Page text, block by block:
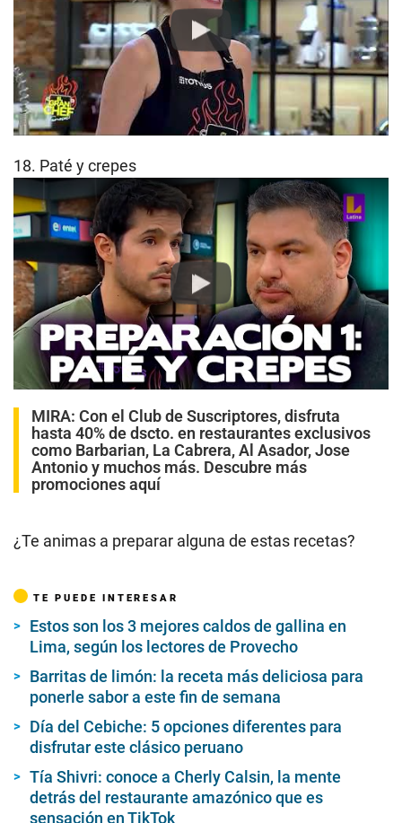
Play
18. Paté y crepes
Play
MIRA: Con el Club de Suscriptores, disfruta
hasta 40% de dscto. en restaurantes exclusivos
como Barbarian, La Cabrera, Al Asador, Jose
Antonio y muchos más. Descubre más
promociones aquí
¿Te animas a preparar alguna de estas recetas?
TE PUEDE INTERESAR
Estos son los 3 mejores caldos de gallina en
Lima, según los lectores de Provecho
Barritas de limón: la receta más deliciosa para
ponerle sabor a este fin de semana
Día del Cebiche: 5 opciones diferentes para
disfrutar este clásico peruano
Tía Shivri: conoce a Cherly Calsin, la mente
detrás del restaurante amazónico que es
sensación en TikTok